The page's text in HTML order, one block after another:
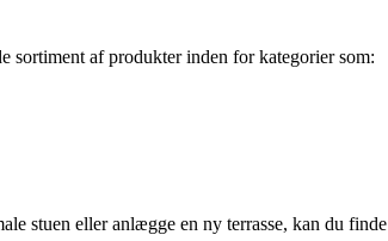
sortiment af produkter inden for kategorier som:
stuen eller anlægge en ny terrasse, kan du